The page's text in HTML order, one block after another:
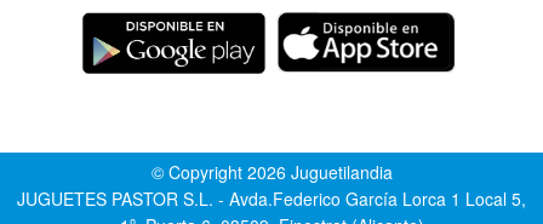
© Copyright 2026 Juguetilandia
JUGUETES PASTOR S.L. - Avda.Federico García Lorca 1 Local 5,